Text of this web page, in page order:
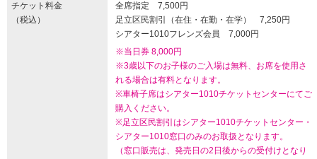
チケット料金
（税込）
全席指定 7,500円
足立区民割引（在住・在勤・在学） 7,250円
シアター1010フレンズ会員 7,000円
※当日券 8,000円
※3歳以下のお子様のご入場は無料、お席を使用さ
れる場合は有料となります。
※車椅子席はシアター1010チケットセンターにてご
購入ください。
※足立区民割引はシアター1010チケットセンター・
シアター1010窓口のみのお取扱となります。
（窓口販売は、発売日の2日後からの受付けとなり